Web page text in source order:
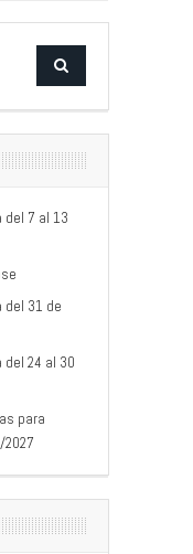
del 7 al 13
del 31 de
del 24 al 30
para